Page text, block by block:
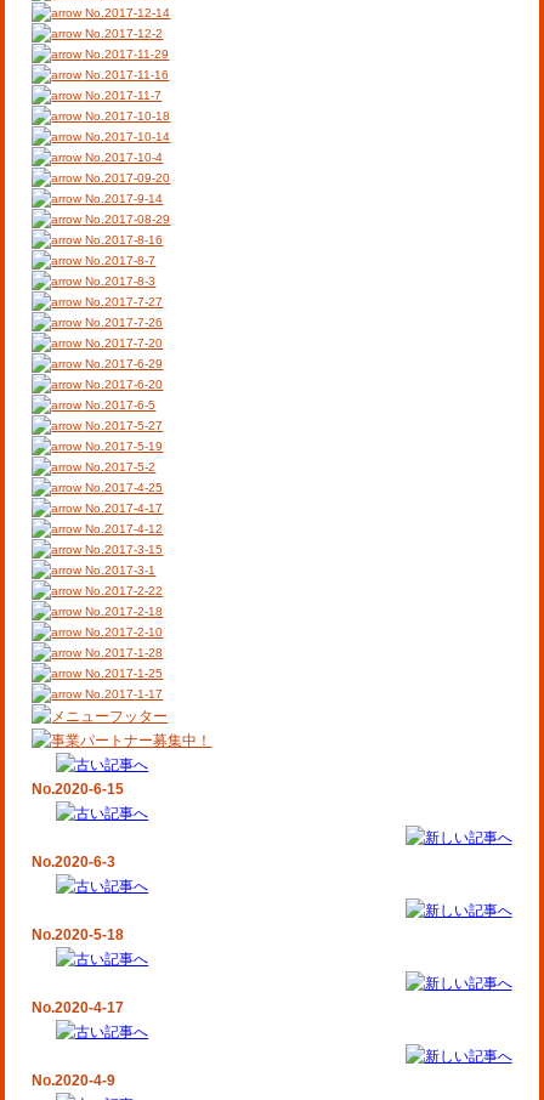
No.2017-12-14
No.2017-12-2
No.2017-11-29
No.2017-11-16
No.2017-11-7
No.2017-10-18
No.2017-10-14
No.2017-10-4
No.2017-09-20
No.2017-9-14
No.2017-08-29
No.2017-8-16
No.2017-8-7
No.2017-8-3
No.2017-7-27
No.2017-7-26
No.2017-7-20
No.2017-6-29
No.2017-6-20
No.2017-6-5
No.2017-5-27
No.2017-5-19
No.2017-5-2
No.2017-4-25
No.2017-4-17
No.2017-4-12
No.2017-3-15
No.2017-3-1
No.2017-2-22
No.2017-2-18
No.2017-2-10
No.2017-1-28
No.2017-1-25
No.2017-1-17
No.2020-6-15
No.2020-6-3
No.2020-5-18
No.2020-4-17
No.2020-4-9